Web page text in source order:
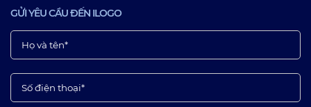
GỬI YÊU CẦU ĐẾN ILOGO